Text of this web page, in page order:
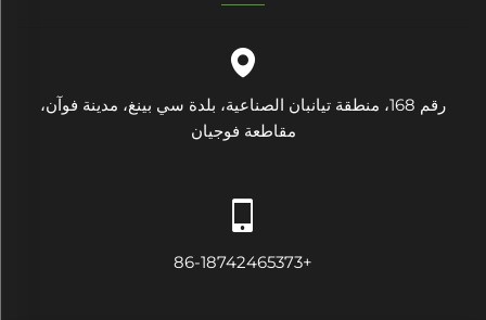
رقم 168، منطقة تيانبان الصناعية، بلدة سي بينغ، مدينة فوآن،
مقاطعة فوجيان
+86-18742465373